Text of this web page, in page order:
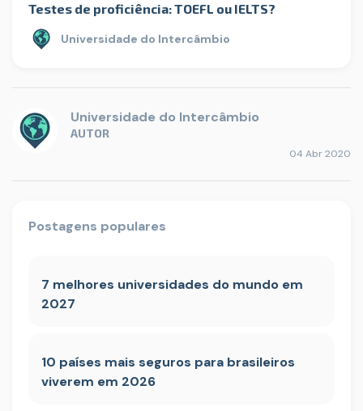
Testes de proficiência: TOEFL ou IELTS?
Universidade do Intercâmbio
Universidade do Intercâmbio
AUTOR
04 Abr 2020
Postagens populares
7 melhores universidades do mundo em
2027
10 países mais seguros para brasileiros
viverem em 2026